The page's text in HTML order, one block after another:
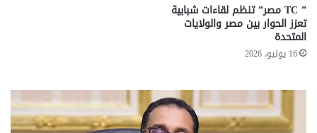
” TC مصر” تنظم لقاءات شبابية
تعزز الحوار بين مصر والولايات
المتحدة
16 يوليو، 2026
تحركات
حكومية
لحسم
..